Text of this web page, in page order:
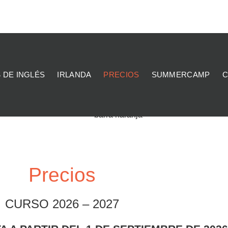
DE INGLÉS IRLANDA PRECIOS SUMMERCAMP
Precios
CURSO 2026 – 2027